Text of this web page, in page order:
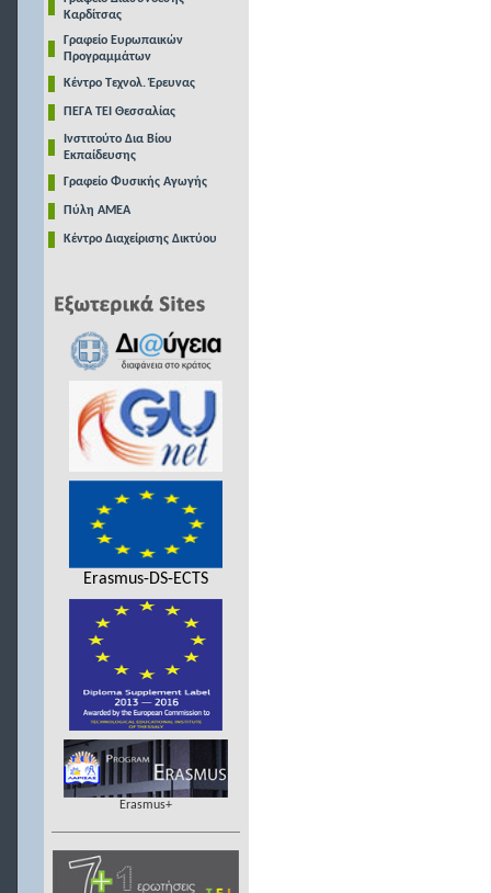
Καρδίτσας
Γραφείο Ευρωπαικών
Προγραμμάτων
Κέντρο Τεχνολ. Έρευνας
ΠΕΓΑ ΤΕΙ Θεσσαλίας
Ινστιτούτο Δια Βίου
Εκπαίδευσης
Γραφείο Φυσικής Αγωγής
Πύλη ΑΜΕΑ
Κέντρο Διαχείρισης Δικτύου
Erasmus-DS-ECTS
Erasmus+